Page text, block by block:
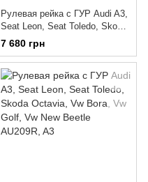
Рулевая рейка с ГУР Audi A3,
Seat Leon, Seat Toledo, Skoda
Octavia, Vw Bora, Vw Golf, Vw
New Beetle AU209
7 680 грн